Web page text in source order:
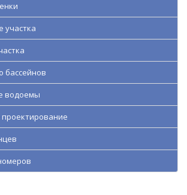
участка
бассейнов
водоемы